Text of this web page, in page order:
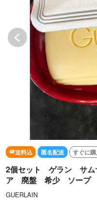
送料込 匿名配送 すぐに
2個セット ゲラン サ
ア 廃盤 希少 ソープ
GUERLAIN